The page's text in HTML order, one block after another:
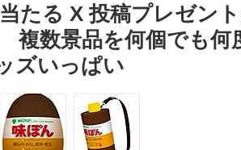
たる X 投稿プレゼン
複数景品を何個でも何
ズいっぱい